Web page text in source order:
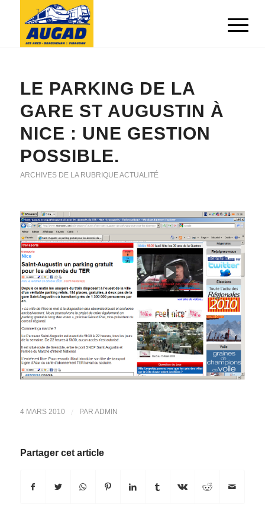
LE PARKING DE LA
GARE ST AUGUSTIN À
NICE : UNE GESTION
POSSIBLE.
ARCHIVES DE LA RUBRIQUE ACTUALITÉ
4 MARS 2010 / PAR ADMIN
Partager cet article